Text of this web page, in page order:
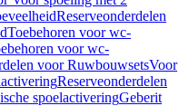
Reserveonderdelen
Toebehoren voor wc-
voor wc-
voor RuwbouwsetsVoor
Reserveonderdelen
spoelactiveringGeberit